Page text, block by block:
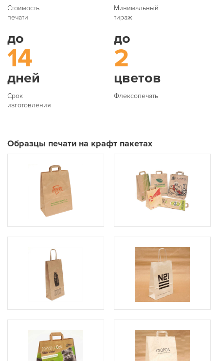
Стоимость
печати
Минимальный
тираж
до
14
дней
Срок
изготовления
до
2
цветов
Флексопечать
Образцы печати на крафт пакетах